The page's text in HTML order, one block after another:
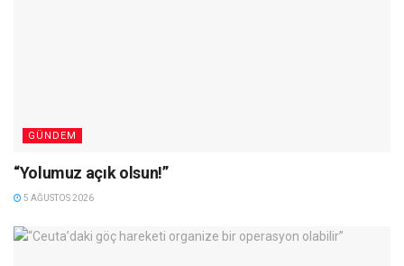
GÜNDEM
“Yolumuz açık olsun!”
5 AĞUSTOS 2026